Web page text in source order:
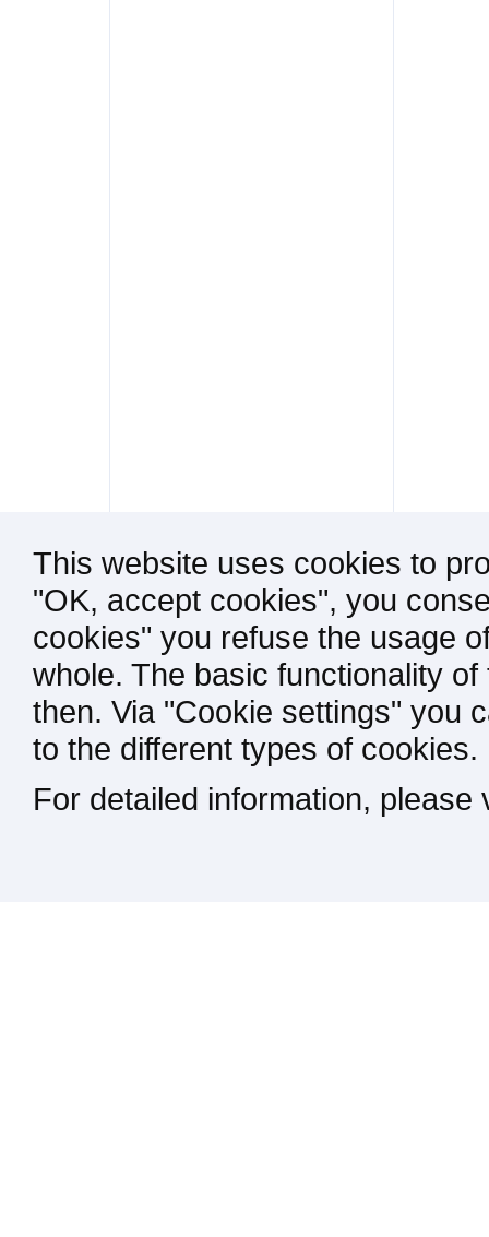
This website uses cookies to
"OK, accept cookies", you
cookies" you refuse the usage
whole. The basic functionality
then. Via "Cookie settings" you
to the different types of cookies.
For detailed information,